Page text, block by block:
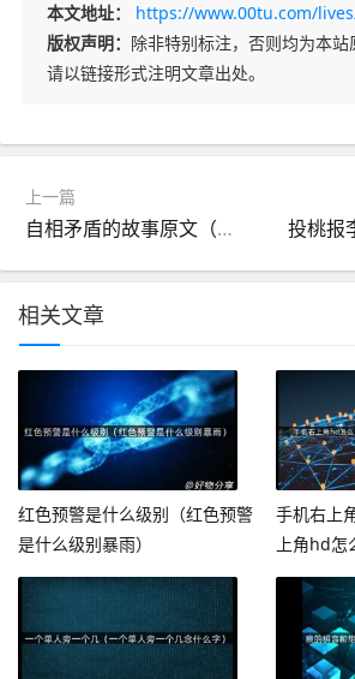
本文地址：
https://www.00tu.com/
版权声明： 除非特别标注，否则均为本
请以链接形式注明文章出处。
上一篇
自相矛盾的故事原文（自相矛盾的故事原文成语故事）
相关文章
红色预警是什么级别（红色预警
是什么级别暴雨）
手机右上
上角hd怎